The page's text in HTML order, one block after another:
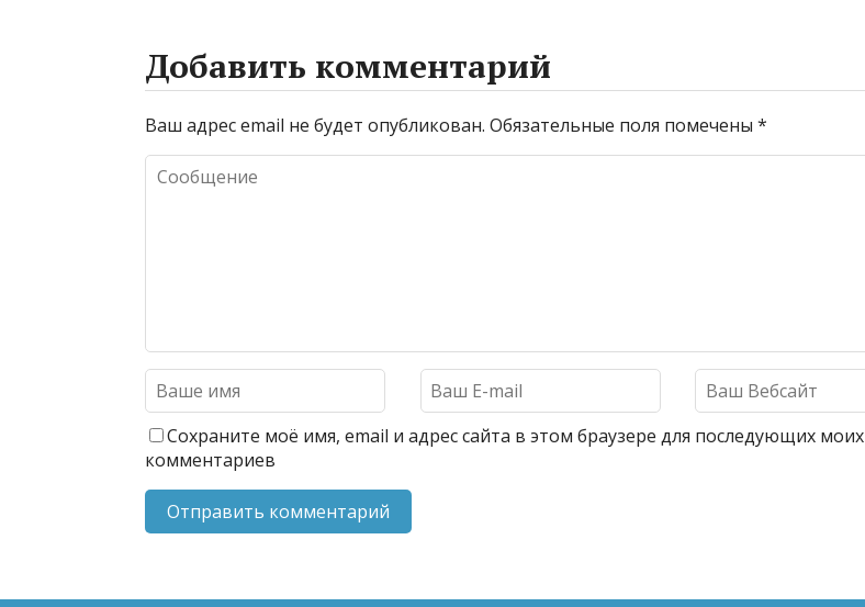
Добавить комментарий
Ваш адрес email не будет опубликован. Обязательные поля помечены *
Сохраните моё имя, email и адрес сайта в этом браузере для последующих моих
комментариев